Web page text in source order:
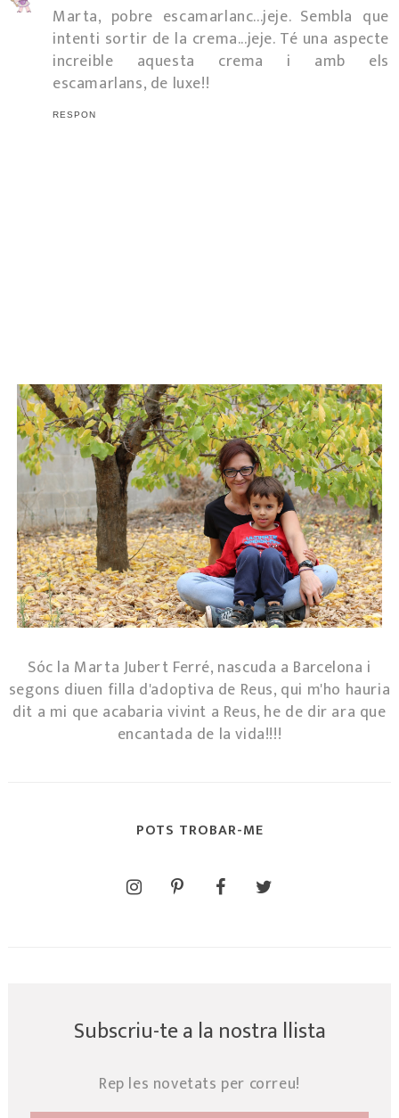
Marta, pobre escamarlanc...jeje. Sembla que
intenti sortir de la crema...jeje. Té una aspecte
increible aquesta crema i amb els
escamarlans, de luxe!!
RESPON
Sóc la Marta Jubert Ferré, nascuda a Barcelona i
segons diuen filla d'adoptiva de Reus, qui m'ho hauria
dit a mi que acabaria vivint a Reus, he de dir ara que
encantada de la vida!!!!
POTS TROBAR-ME
Subscriu-te a la nostra llista
Rep les novetats per correu!